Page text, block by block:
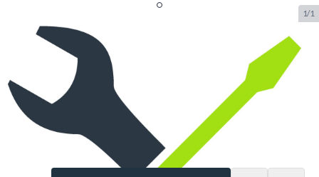
1/1
Montageservice Trampoline op
locatie
SKU: INST.TRAMPOLINE Belomax